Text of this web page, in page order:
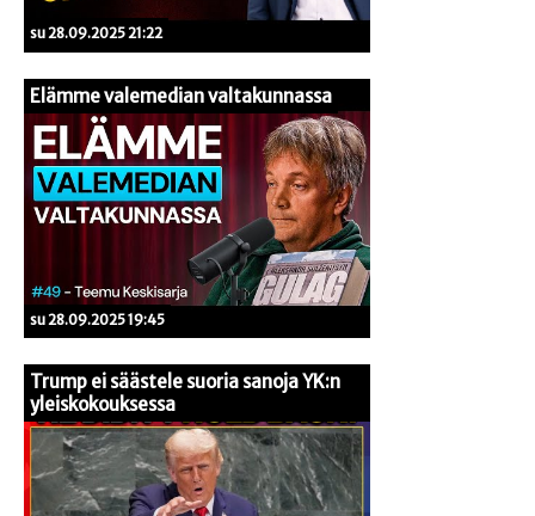
su 28.09.2025 21:22
Elämme valemedian valtakunnassa
su 28.09.2025 19:45
Trump ei säästele suoria sanoja YK:n
yleiskokouksessa